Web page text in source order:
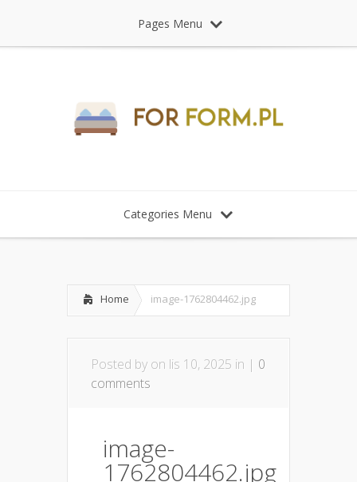
Pages Menu
Categories Menu
Home image-1762804462.jpg
Posted by on lis 10, 2025 in | 0
comments
image-
1762804462.jpg